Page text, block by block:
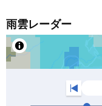
雨雲レーダー